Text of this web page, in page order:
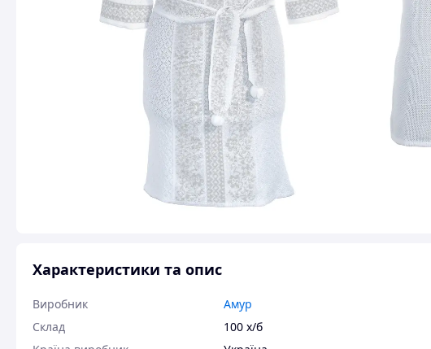
Характеристики та опис
Виробник
Амур
Склад
100 х/б